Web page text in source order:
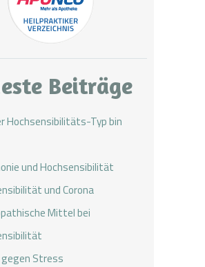
Beiträge
Hochsensibilitäts-Typ bin
und Hochsensibilität
und Corona
Mittel bei
Stress